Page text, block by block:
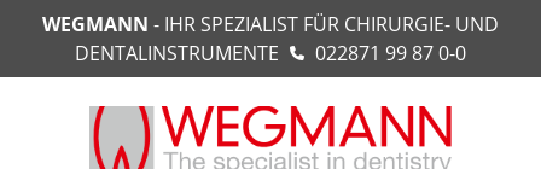
springen
WEGMANN - IHR SPEZIALIST FÜR CHIRURGIE- UND
DENTALINSTRUMENTE
022871 99 87 0-0